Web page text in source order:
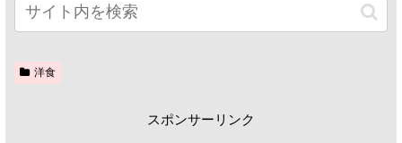
洋食
スポンサーリンク